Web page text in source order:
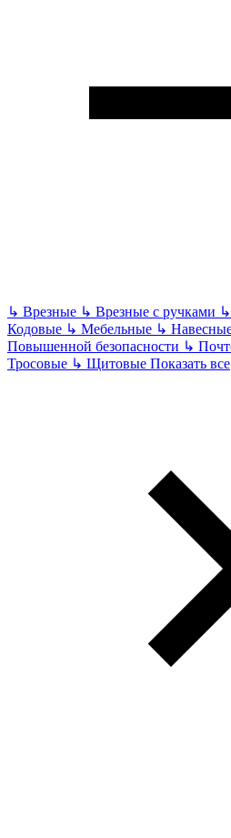
↳ Врезные ↳ Врезные с ручками ↳
Кодовые ↳ Мебельные ↳
Повышенной безопасности ↳
Тросовые ↳ Щитовые Показать все